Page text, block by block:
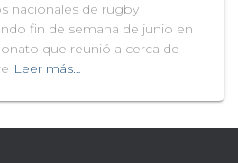
nacionales de rugby
fin de semana de junio en
que reunió a cerca de
Leer más…